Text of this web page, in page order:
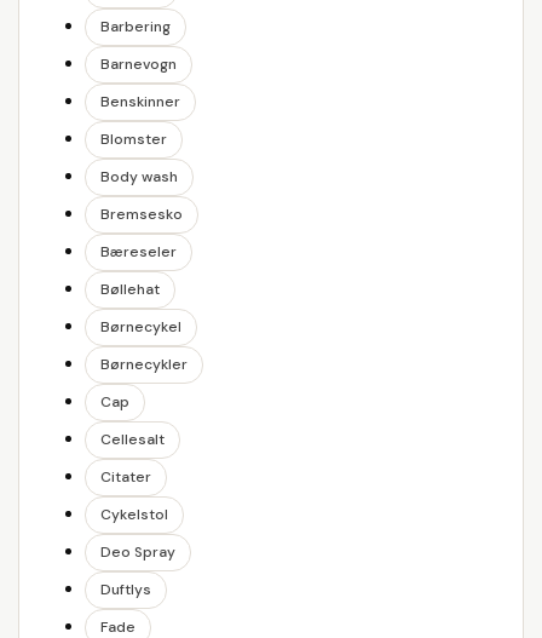
Barbering
Barnevogn
Benskinner
Blomster
Body wash
Bremsesko
Bæreseler
Bøllehat
Børnecykel
Børnecykler
Cap
Cellesalt
Citater
Cykelstol
Deo Spray
Duftlys
Fade